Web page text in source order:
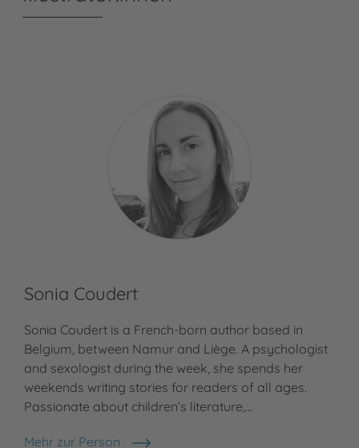
Sonia Coudert
Sonia Coudert is a French-born author based in
Belgium, between Namur and Liège. A psychologist
and sexologist during the week, she spends her
weekends writing stories for readers of all ages.
Passionate about children’s literature,…
Mehr zur Person